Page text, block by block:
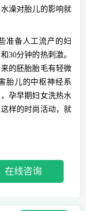
澡对胎儿的影响就
备人工流产的妇
30分钟的热刺激。
的胚胎胎毛有轻微
胎儿的中枢神经系
孕早期妇女洗热水
样的时尚活动，就
在线咨询